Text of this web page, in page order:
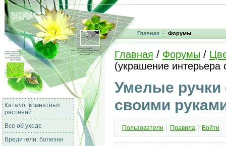
Главная Форумы
Каталог комнатных
растений
Все об уходе
Вредители, болезни
Главная / Форумы /
(украшение интерьера
Умелые ручки
своими
Пользователи Правила Войти